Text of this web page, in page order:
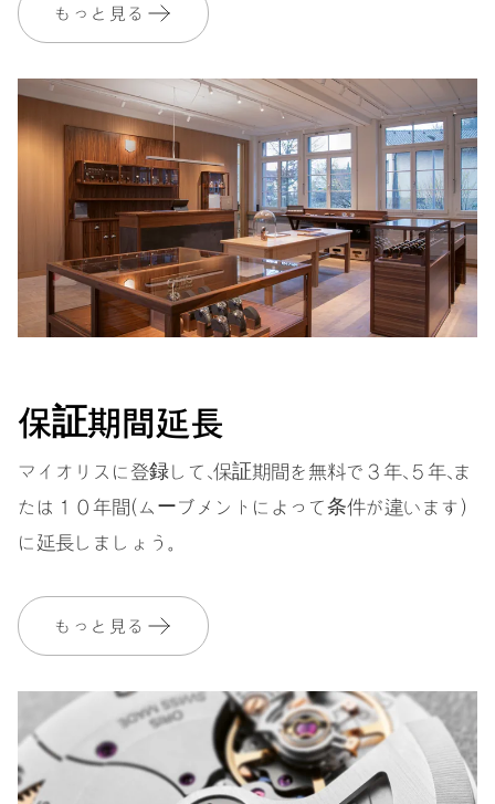
MyOrisにご加入いただくと、保証期間を次の期間まで無料で延長いたし
ます。 3 年
MYORIS
もっと見る
保証期間延長
マイオリスに登録して、保証期間を無料で３年、５年、ま
たは１０年間（ムーブメントによって条件が違います）
に延長しましょう。
もっと見る